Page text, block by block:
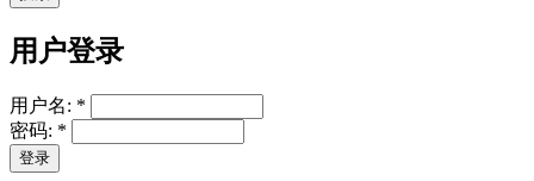
用户登录
用户名: *
密码: *